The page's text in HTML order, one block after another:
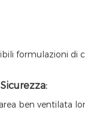
formulazioni di
ben ventilata